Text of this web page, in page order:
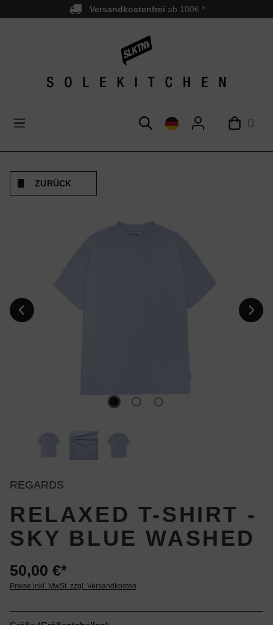
springen Versandkostenfrei ab 100€ *
0
ZURÜCK
REGARDS
RELAXED T-SHIRT -
SKY BLUE WASHED
50,00 €*
Preise inkl. MwSt. zzgl. Versandkosten